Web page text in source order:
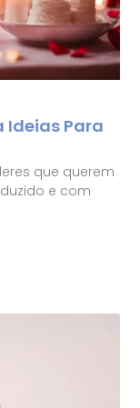
Ideias Para
que querem
e com